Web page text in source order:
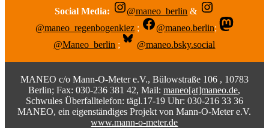
Social Media: @maneo_berlin &
@maneo_regenbogenkiez ; @maneo.berlin;
@Maneo_berlin ; @maneo.bsky.social
MANEO c/o Mann-O-Meter e.V., Bülowstraße 106 , 10783
Berlin; Fax: 030-236 381 42, Mail:maneo[at]maneo.de,
Schwules Überfalltelefon: tägl.17-19 Uhr: 030-216 33 36
MANEO, ein eigenständiges Projekt von Mann-O-Meter e.V.
www.mann-o-meter.de